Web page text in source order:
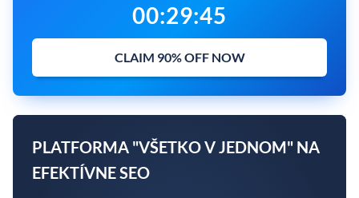
00:29:43
CLAIM 90% OFF NOW
PLATFORMA "VŠETKO V JEDNOM" NA
EFEKTÍVNE SEO